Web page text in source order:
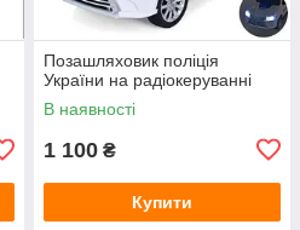
Позашляховик поліція
України на радіокеруванні
В наявності
1 100 ₴
Купити